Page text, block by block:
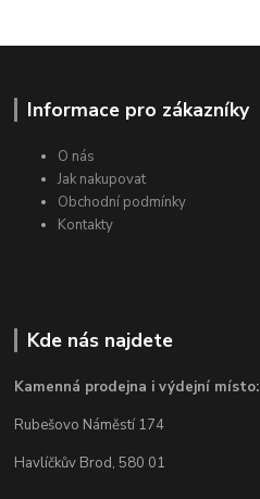
Informace pro zákazníky
O nás
Jak nakupovat
Obchodní podmínky
Kontakty
Kde nás najdete
Kamenná prodejna i výdejní místo:
Rubešovo Náměstí 174
Havlíčkův Brod, 580 01